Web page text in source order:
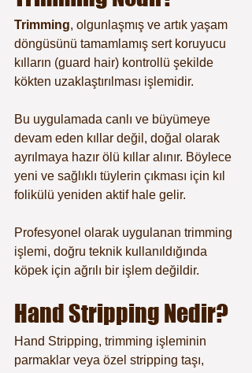
Trimming, olgunlaşmış ve artık yaşam
döngüsünü tamamlamış sert koruyucu
kılların (guard hair) kontrollü şekilde
kökten uzaklaştırılması işlemidir.
Bu uygulamada canlı ve büyümeye
devam eden kıllar değil, doğal olarak
ayrılmaya hazır ölü kıllar alınır. Böylece
yeni ve sağlıklı tüylerin çıkması için kıl
folikülü yeniden aktif hale gelir.
Profesyonel olarak uygulanan trimming
işlemi, doğru teknik kullanıldığında
köpek için ağrılı bir işlem değildir.
Hand Stripping Nedir?
Hand Stripping, trimming işleminin
parmaklar veya özel stripping taşı,